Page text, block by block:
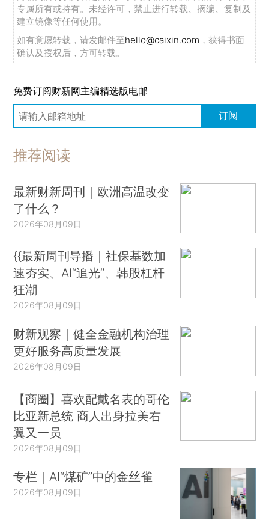
专属所有或持有。未经许可，禁止进行转载、摘编、复制及
建立镜像等任何使用。
如有意愿转载，请发邮件至hello@caixin.com ，获得书面
确认及授权后，方可转载。
免费订阅财新网主编精选版电邮
订阅
推荐阅读
最新财新周刊｜欧洲高温改变
了什么？
2026年08月09日
{{最新周刊导播｜社保基数加
速夯实、AI“追光”、韩股杠杆
狂潮
2026年08月09日
财新观察｜健全金融机构治理
更好服务高质量发展
2026年08月09日
【商圈】喜欢配戴名表的哥伦
比亚新总统 商人出身拉美右
翼又一员
2026年08月09日
专栏｜AI“煤矿”中的金丝雀
2026年08月09日